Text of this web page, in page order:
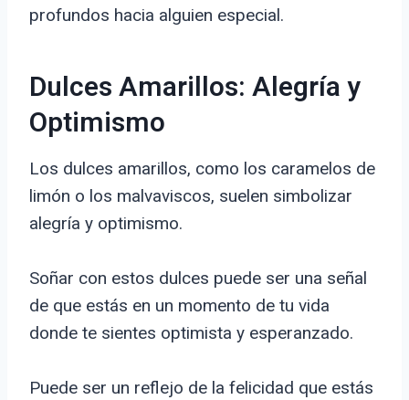
profundos hacia alguien especial.
Dulces Amarillos: Alegría y
Optimismo
Los dulces amarillos, como los caramelos de
limón o los malvaviscos, suelen simbolizar
alegría y optimismo.
Soñar con estos dulces puede ser una señal
de que estás en un momento de tu vida
donde te sientes optimista y esperanzado.
Puede ser un reflejo de la felicidad que estás